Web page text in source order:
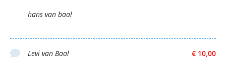
hans van baal
€ 10,00
Levi van Baal